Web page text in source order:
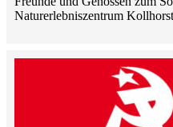
Naturerlebniszentrum